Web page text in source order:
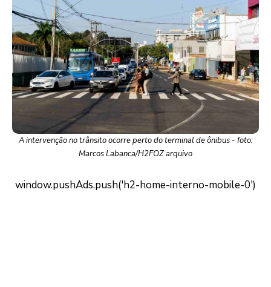
A intervenção no trânsito ocorre perto do terminal de ônibus - foto:
Marcos Labanca/H2FOZ arquivo